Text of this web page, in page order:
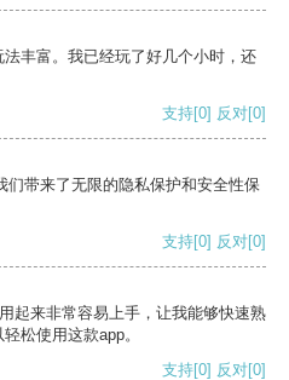
丰富。我已经玩了好几个小时，还
支持[0] 反对[0]
带来了无限的隐私保护和安全性保
支持[0] 反对[0]
起来非常容易上手，让我能够快速熟
松使用这款app。
支持[0] 反对[0]